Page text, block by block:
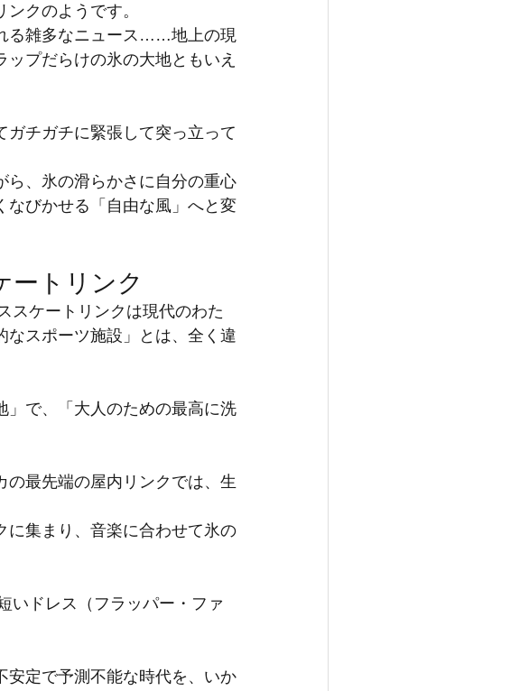
クのようです。
る雑多なニュース……地上の現
プだらけの氷の大地ともいえ
チガチに緊張して突っ立って
ら、氷の滑らかさに自分の重心
なびかせる「自由な風」へと変
ートリンク
スケートリンクは現代のわた
なスポーツ施設」とは、全く違
」で、「大人のための最高に洗
の最先端の屋内リンクでは、生
に集まり、音楽に合わせて氷の
いドレス（フラッパー・ファ
安定で予測不能な時代を、いか